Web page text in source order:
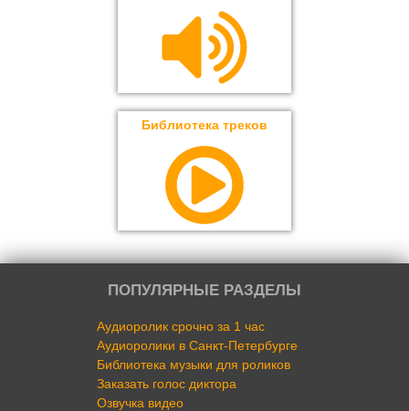
Библиотека треков
ПОПУЛЯРНЫЕ РАЗДЕЛЫ
Аудиоролик срочно за 1 час
Аудиоролики в Санкт-Петербурге
Библиотека музыки для роликов
Заказать голос диктора
Озвучка видео